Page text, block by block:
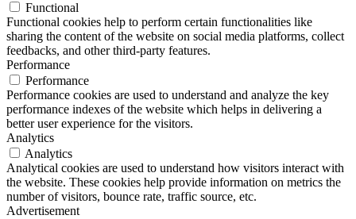
Functional
Functional cookies help to perform certain functionalities like
sharing the content of the website on social media platforms, collect
feedbacks, and other third-party features.
Performance
Performance
Performance cookies are used to understand and analyze the key
performance indexes of the website which helps in delivering a
better user experience for the visitors.
Analytics
Analytics
Analytical cookies are used to understand how visitors interact with
the website. These cookies help provide information on metrics the
number of visitors, bounce rate, traffic source, etc.
Advertisement